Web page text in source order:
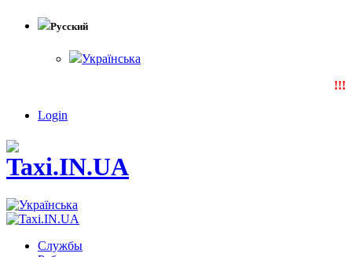
Русский
Українська
Login
Службы